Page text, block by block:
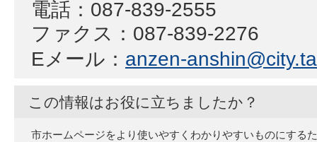
電話：087-839-2555
ファクス：087-839-2276
Eメール： anzen-
この情報はお役に立ちましたか？
市ホームページをより使いやすくわかりやすいものにする